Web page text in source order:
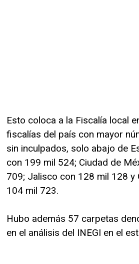
Esto coloca a la Fiscalía local
fiscalías del país con mayor
sin inculpados, solo abajo de
con 199 mil 524; Ciudad de
709; Jalisco con 128 mil 128 y
104 mil 723.
Hubo además 57 carpetas
en el análisis del INEGI en el